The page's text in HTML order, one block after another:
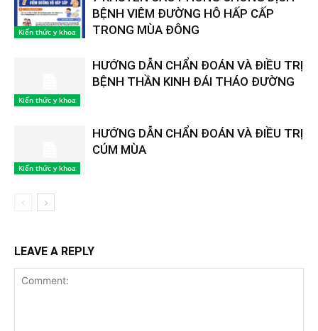
Kiến thức y khoa
BỆNH VIÊM ĐƯỜNG HÔ HẤP CẤP
TRONG MÙA ĐÔNG
Kiến thức y khoa
HƯỚNG DẪN CHẨN ĐOÁN VÀ ĐIỀU TRỊ
BỆNH THẦN KINH ĐÁI THÁO ĐƯỜNG
Kiến thức y khoa
HƯỚNG DẪN CHẨN ĐOÁN VÀ ĐIỀU TRỊ
CÚM MÙA
LEAVE A REPLY